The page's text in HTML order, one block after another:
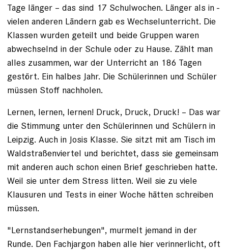
Tage länger – das sind 17 Schulwochen. Länger als in ­
vielen anderen Ländern gab es Wechselunterricht. Die
Klassen wurden geteilt und beide ­Gruppen waren
abwechselnd in der Schule oder zu Hause. Zählt man
alles zusammen, war der Unterricht an 186 Tagen
gestört. Ein halbes Jahr. Die Schülerinnen und Schüler
müssen Stoff nachholen.
Lernen, lernen, lernen! Druck, Druck, Druck! – Das war
die Stimmung unter den Schülerinnen und Schülern in
Leipzig. Auch in Josis Klasse. Sie sitzt mit am Tisch im
Waldstraßen­viertel und berichtet, dass sie gemeinsam
mit anderen auch schon einen Brief geschrieben hatte.
Weil sie unter dem Stress litten. Weil sie zu viele
Klausuren und Tests in einer Woche hätten schreiben
müssen.
"Lernstands­erhebungen", murmelt jemand in der
Runde. Den Fachjargon haben alle hier verinnerlicht, oft